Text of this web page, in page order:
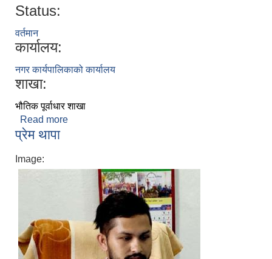
Status:
वर्तमान
कार्यालय:
नगर कार्यपालिकाको कार्यालय
शाखा:
भौतिक पूर्वाधार शाखा
Read more
प्रेम थापा
Image: